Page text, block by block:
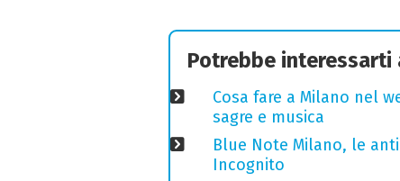
Potrebbe interessarti
Cosa fare a Milano nel
sagre e musica
Blue Note Milano, le
Incognito